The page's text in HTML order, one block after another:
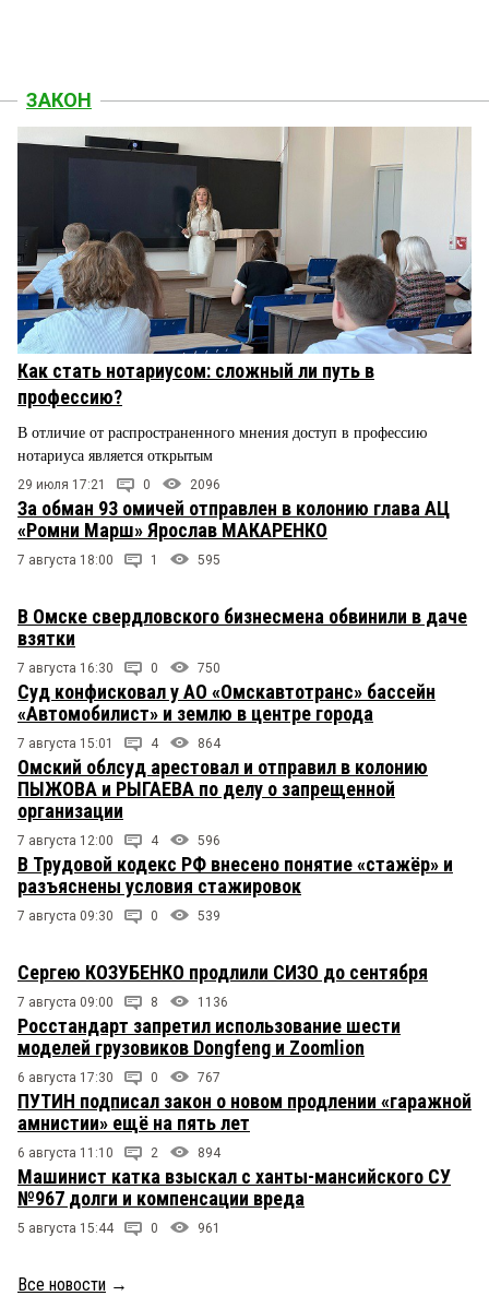
ЗАКОН
Как стать нотариусом: сложный ли путь в
профессию?
В отличие от распространенного мнения доступ в профессию
нотариуса является открытым
29 июля 17:21 0 2096
За обман 93 омичей отправлен в колонию глава АЦ
«Ромни Марш» Ярослав МАКАРЕНКО
7 августа 18:00 1 595
В Омске свердловского бизнесмена обвинили в даче
взятки
7 августа 16:30 0 750
Суд конфисковал у АО «Омскавтотранс» бассейн
«Автомобилист» и землю в центре города
7 августа 15:01 4 864
Омский облсуд арестовал и отправил в колонию
ПЫЖОВА и РЫГАЕВА по делу о запрещенной
организации
7 августа 12:00 4 596
В Трудовой кодекс РФ внесено понятие «стажёр» и
разъяснены условия стажировок
7 августа 09:30 0 539
Сергею КОЗУБЕНКО продлили СИЗО до сентября
7 августа 09:00 8 1136
Росстандарт запретил использование шести
моделей грузовиков Dongfeng и Zoomlion
6 августа 17:30 0 767
ПУТИН подписал закон о новом продлении «гаражной
амнистии» ещё на пять лет
6 августа 11:10 2 894
Машинист катка взыскал с ханты-мансийского СУ
№967 долги и компенсации вреда
5 августа 15:44 0 961
Все новости →